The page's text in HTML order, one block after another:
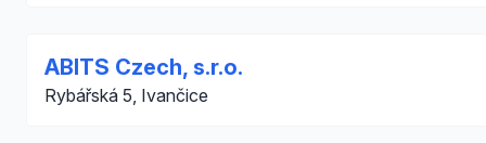
ABITS Czech, s.r.o.
Rybářská 5, Ivančice